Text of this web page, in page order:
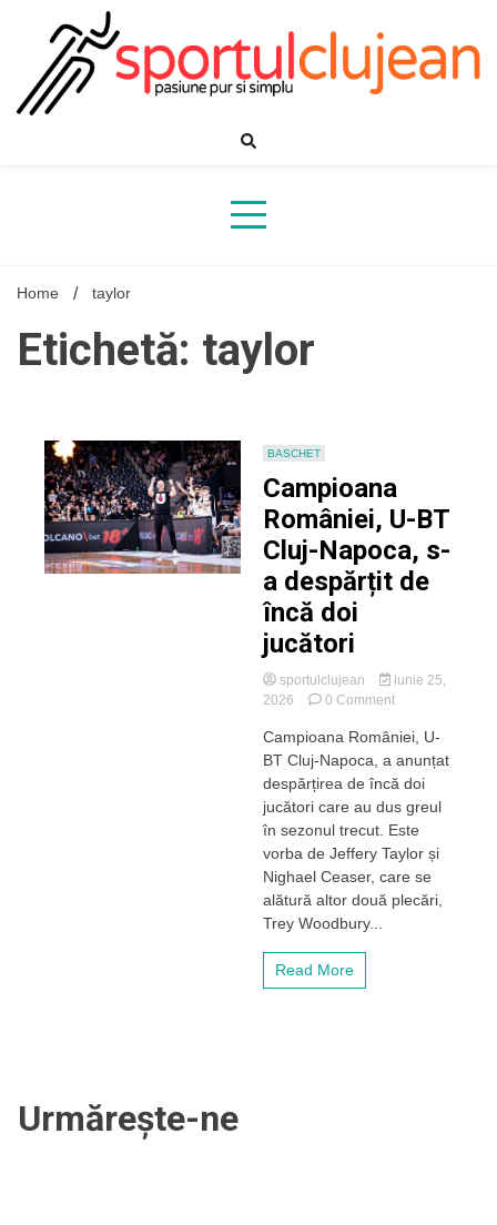
Home taylor
Etichetă: taylor
BASCHET
Campioana
României, U-BT
Cluj-Napoca, s-
a despărțit de
încă doi
jucători
sportulclujean
iunie 25,
2026
0 Commenton
României,
U-
BT
Napoca,
s-
a
despărțit
de
Campioana României, U-
BT Cluj-Napoca, a anunțat
despărțirea de încă doi
jucători care au dus greul
în sezonul trecut. Este
vorba de Jeffery Taylor și
Nighael Ceaser, care se
alătură altor două plecări,
Trey Woodbury...
Read More
Urmărește-ne